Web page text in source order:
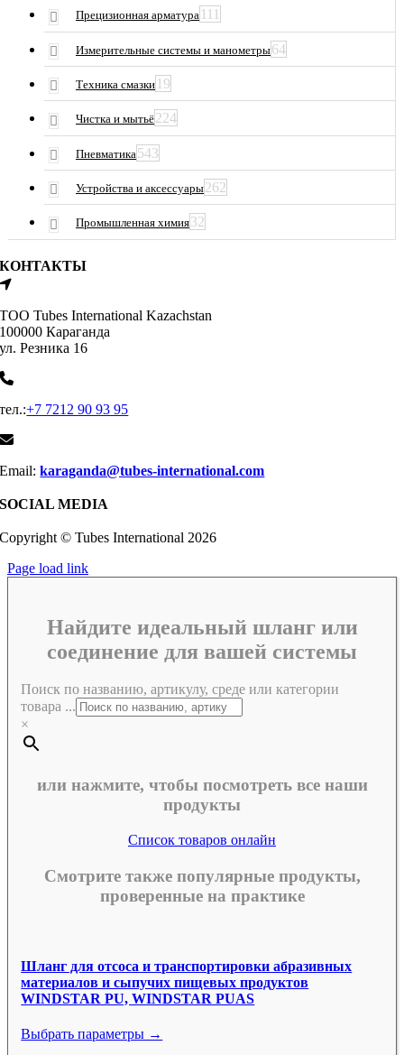
Прецизионная арматура 111
Измерительные системы и манометры64
Техника смазки 19
Чистка и мытьё224
Пневматика 543
Устройства и аксессуары262
Промышленная химия32
КОНТАКТЫ
ТОО Tubes International Kazachstan
100000 Караганда
ул. Резника 16
тел.:+7 7212 90 93 95
Email:karaganda@tubes-international.com
SOCIAL MEDIA
Copyright © Tubes International 2026
Page load link
Найдите идеальный шланг или
соединение для вашей системы
Поиск по названию, артикулу, среде или категории
товара ...
×
или нажмите, чтобы посмотреть все наши
продукты
Список товаров онлайн
Смотрите также популярные продукты,
проверенные на практике
Шланг для отсоса и транспортировки абразивных
материалов и сыпучих пищевых продуктов
WINDSTAR PU, WINDSTAR PUAS
Выбрать параметры →